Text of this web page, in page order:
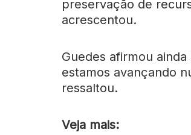
preservação de
acrescentou.
Guedes afirmou
estamos avançando
ressaltou.
Veja mais: